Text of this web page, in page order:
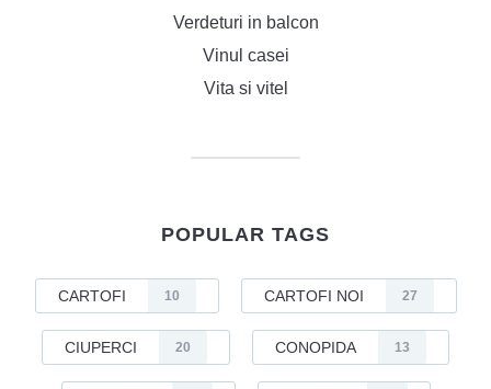
Verdeturi in balcon
Vinul casei
Vita si vitel
POPULAR TAGS
CARTOFI 10 CARTOFI NOI 27
CIUPERCI 20 CONOPIDA 13